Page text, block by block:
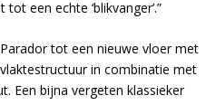
een echte ‘blikvanger’.”
tot een nieuwe vloer met
in combinatie met
Een bijna vergeten klassieker